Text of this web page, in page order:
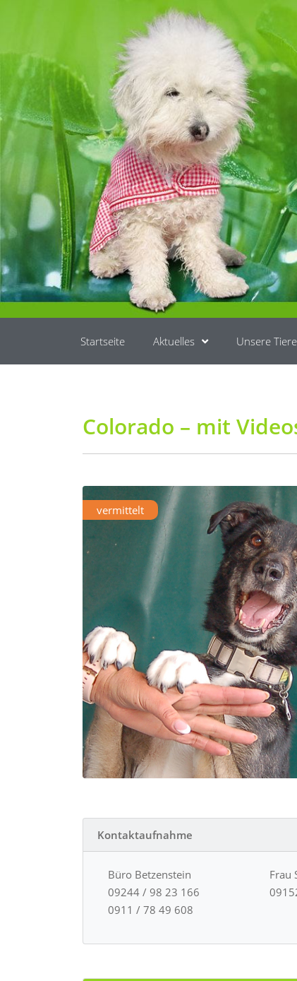
Startseite Aktuelles Unsere Tiere
Colorado – mit
vermittelt
Kontaktaufnahme
Büro Betzenstein
09244 / 98 23 166
0911 / 78 49 608
Frau